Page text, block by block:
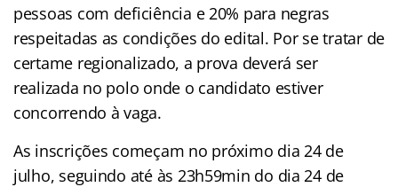
pessoas com deficiência e 20% para negras
respeitadas as condições do edital. Por se tratar de
certame regionalizado, a prova deverá ser
realizada no polo onde o candidato estiver
concorrendo à vaga.
As inscrições começam no próximo dia 24 de
julho, seguindo até às 23h59min do dia 24 de